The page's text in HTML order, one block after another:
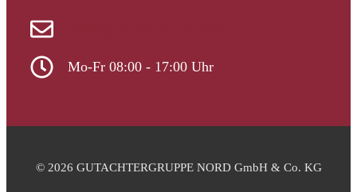
Mo-Fr 08:00 - 17:00 Uhr
© 2026 GUTACHTERGRUPPE NORD GmbH & Co. KG